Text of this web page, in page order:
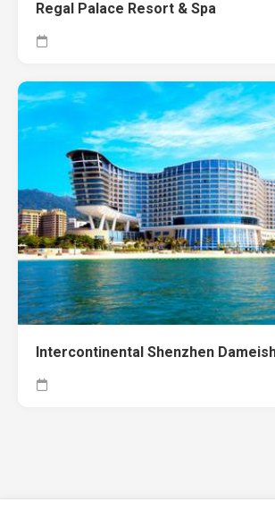
Regal Palace Resort & Spa
Intercontinental Shenzhen